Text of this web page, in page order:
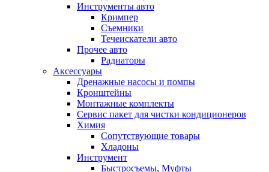
Инструменты авто
Кримпер
Съемники
Течеискатели авто
Прочее авто
Радиаторы
Аксессуары
Дренажные насосы и помпы
Кронштейны
Монтажные комплекты
Сервис пакет для чистки кондиционеров
Химия
Сопутствующие товары
Хладоны
Инструмент
Быстросъемы, Муфты